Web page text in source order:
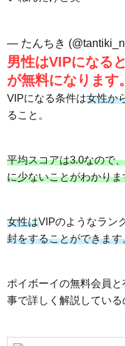
— たんちき
男性はVIPになる
が無料になります。
VIPになる条件は女性か
ること。
平均スコアは3.0なので
に少ないことがわかりま
女性はVIPのようなラン
封をすることができます
ポイボーイの無料会員
事で詳しく解説している